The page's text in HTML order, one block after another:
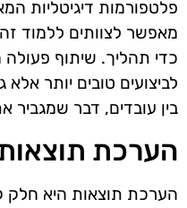
פלטפורמות דיגיטליות
מאפשר לצוותים ללמוד
כדי תהליך. שיתוף פעולה
לביצועים טובים יותר
בין עובדים, דבר שמגביר
הערכת
הערכת תוצאות היא חלק